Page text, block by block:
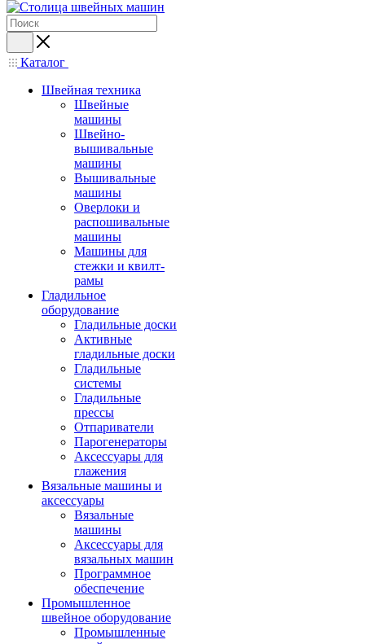
Каталог
Швейная техника
Швейные
машины
Швейно-
вышивальные
машины
Вышивальные
машины
Оверлоки и
распошивальные
машины
Машины для
стежки и квилт-
рамы
Гладильное
оборудование
Гладильные доски
Активные
гладильные доски
Гладильные
системы
Гладильные
прессы
Отпариватели
Парогенераторы
Аксессуары для
глажения
Вязальные машины и
аксессуары
Вязальные
машины
Аксессуары для
вязальных машин
Программное
обеспечение
Промышленное
швейное оборудование
Промышленные